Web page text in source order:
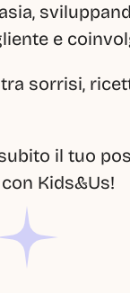
e
sorrisi,
il tuo
Kids&Us!